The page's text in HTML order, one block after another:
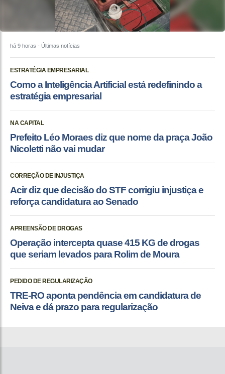
há 9 horas - Últimas notícias
ESTRATÉGIA EMPRESARIAL
Como a Inteligência Artificial está redefinindo a
estratégia empresarial
NA CAPITAL
Prefeito Léo Moraes diz que nome da praça João
Nicoletti não vai mudar
CORREÇÃO DE INJUSTIÇA
Acir diz que decisão do STF corrigiu injustiça e
reforça candidatura ao Senado
APREENSÃO DE DROGAS
Operação intercepta quase 415 KG de drogas
que seriam levados para Rolim de Moura
PEDIDO DE REGULARIZAÇÃO
TRE-RO aponta pendência em candidatura de
Neiva e dá prazo para regularização